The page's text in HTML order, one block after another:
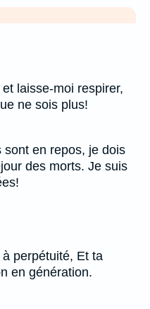
laisse-moi respirer,
ne sois plus!
en repos, je dois
des morts. Je suis
perpétuité, Et ta
en génération.